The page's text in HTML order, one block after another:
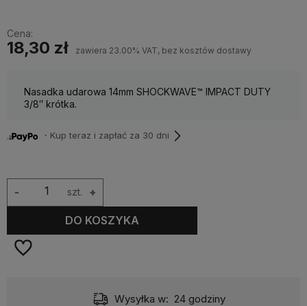
Cena:
18,30 zł zawiera 23.00% VAT, bez kosztów dostawy
Nasadka udarowa 14mm SHOCKWAVE™ IMPACT DUTY
3/8″ krótka.
・Kup teraz i zapłać za 30 dni
szt. +
-
DO KOSZYKA
Wysyłka w: 24 godziny